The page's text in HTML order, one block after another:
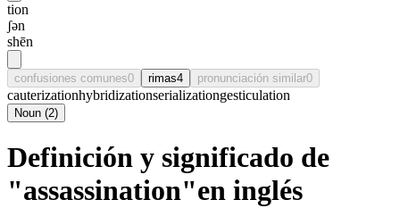
tion
ʃən
shēn
confusiones comunes0 rimas4 pronunciación similar0
cauterizationhybridizationserializationgesticulation
Noun (2)
Definición y significado de
"assassination"en inglés